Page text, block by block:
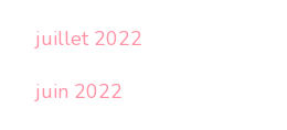
juillet 2022
juin 2022